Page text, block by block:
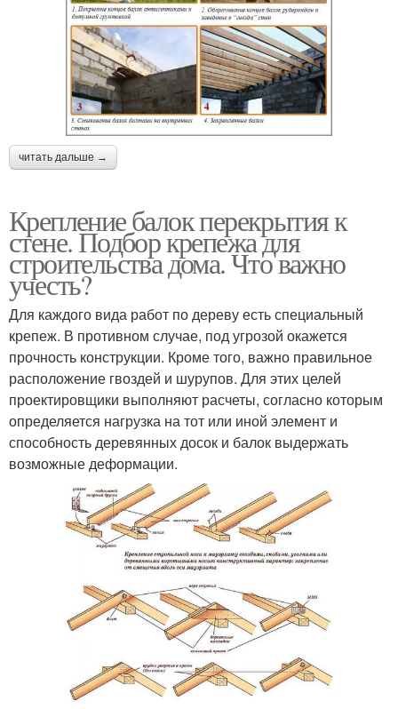
читать дальше →
Крепление балок перекрытия к
стене. Подбор крепежа для
строительства дома. Что важно
учесть?
Для каждого вида работ по дереву есть специальный
крепеж. В противном случае, под угрозой окажется
прочность конструкции. Кроме того, важно правильное
расположение гвоздей и шурупов. Для этих целей
проектировщики выполняют расчеты, согласно которым
определяется нагрузка на тот или иной элемент и
способность деревянных досок и балок выдержать
возможные деформации.